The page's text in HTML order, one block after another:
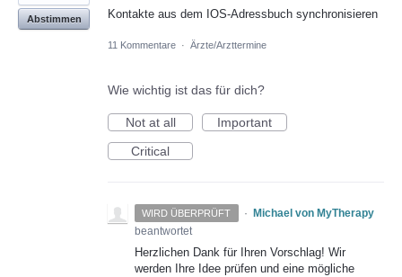
Kontakte aus dem IOS-Adressbuch synchronisieren
Abstimmen
11 Kommentare · Ärzte/Arzttermine
Wie wichtig ist das für dich?
Not at all
Important
Critical
WIRD ÜBERPRÜFT ·
Michael von MyTherapy
beantwortet
Herzlichen Dank für Ihren Vorschlag! Wir
werden Ihre Idee prüfen und eine mögliche